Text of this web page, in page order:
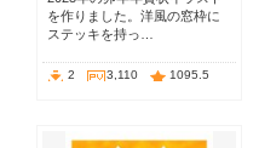
を作りました。洋風の窓枠に
ステッキを持っ…
2 3,110 1095.5